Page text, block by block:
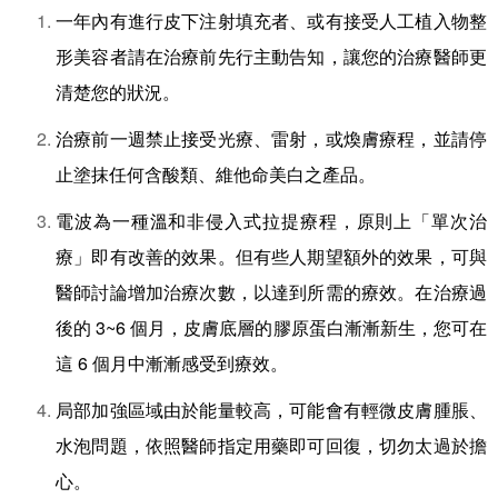
一年內有進行皮下注射填充者、或有接受人工植入物整
形美容者請在治療前先行主動告知，讓您的治療醫師更
清楚您的狀況。
治療前一週禁止接受光療、雷射，或煥膚療程，並請停
止塗抹任何含酸類、維他命美白之產品。
電波為一種溫和非侵入式拉提療程，原則上「單次治
療」即有改善的效果。但有些人期望額外的效果，可與
醫師討論增加治療次數，以達到所需的療效。在治療過
後的 3~6 個月，皮膚底層的膠原蛋白漸漸新生，您可在
這 6 個月中漸漸感受到療效。
局部加強區域由於能量較高，可能會有輕微皮膚腫脹、
水泡問題，依照醫師指定用藥即可回復，切勿太過於擔
心。